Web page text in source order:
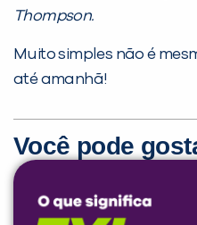
Thompson.
Muito simples não é
até amanhã!
Você pode